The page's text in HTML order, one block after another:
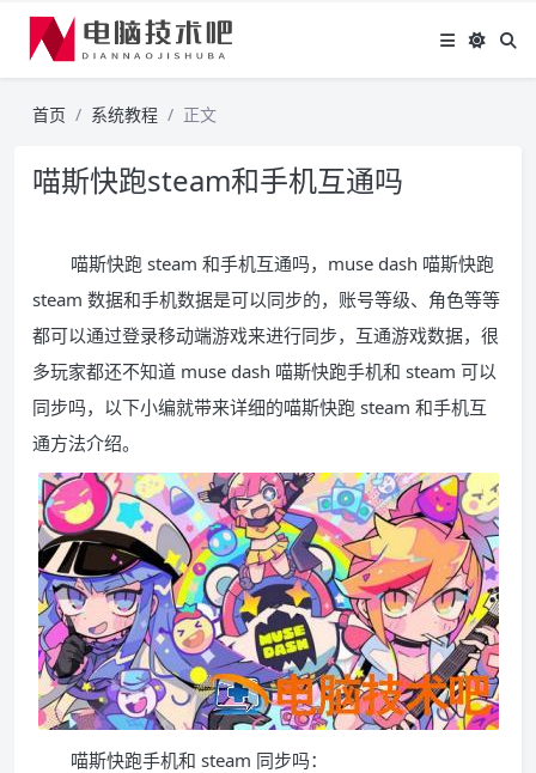
首页 系统教程 正文
喵斯快跑steam和手机互通吗
喵斯快跑 steam 和手机互通吗，muse dash 喵斯快跑
steam 数据和手机数据是可以同步的，账号等级、角色等等
都可以通过登录移动端游戏来进行同步，互通游戏数据，很
多玩家都还不知道 muse dash 喵斯快跑手机和 steam 可以
同步吗，以下小编就带来详细的喵斯快跑 steam 和手机互
通方法介绍。
喵斯快跑手机和 steam 同步吗：